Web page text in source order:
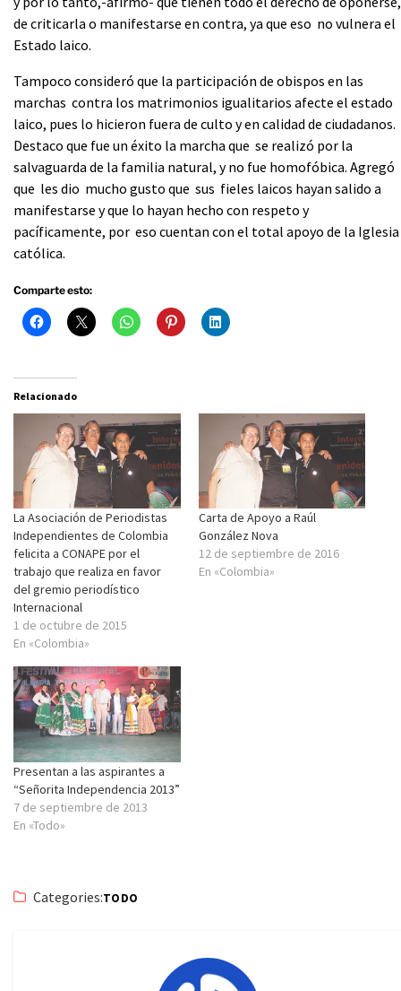
de criticarla o manifestarse en contra, ya que eso no vulnera el
Estado laico.
Tampoco consideró que la participación de obispos en las
marchas contra los matrimonios igualitarios afecte el estado
laico, pues lo hicieron fuera de culto y en calidad de ciudadanos.
Destaco que fue un éxito la marcha que se realizó por la
salvaguarda de la familia natural, y no fue homofóbica. Agregó
que les dio mucho gusto que sus fieles laicos hayan salido a
manifestarse y que lo hayan hecho con respeto y
pacíficamente, por eso cuentan con el total apoyo de la Iglesia
católica.
Comparte esto:
Relacionado
La Asociación de Periodistas
Independientes de Colombia
felicita a CONAPE por el
trabajo que realiza en favor
del gremio periodístico
Internacional
1 de octubre de 2015
En «Colombia»
Carta de Apoyo a Raúl
González Nova
12 de septiembre de 2016
En «Colombia»
Presentan a las aspirantes a
“Señorita Independencia 2013”
7 de septiembre de 2013
En «Todo»
Categories:TODO